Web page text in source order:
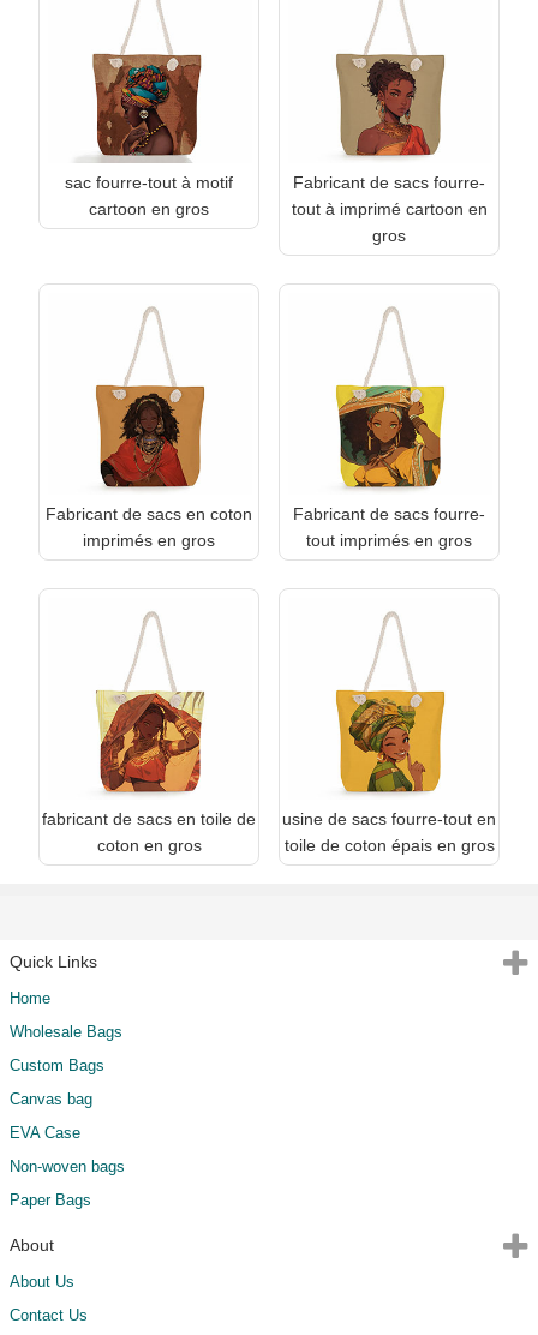
sac fourre-tout à motif
cartoon en gros
Fabricant de sacs fourre-
tout à imprimé cartoon en
gros
Fabricant de sacs en coton
imprimés en gros
Fabricant de sacs fourre-
tout imprimés en gros
fabricant de sacs en toile de
coton en gros
usine de sacs fourre-tout en
toile de coton épais en gros
Quick Links
Home
Wholesale Bags
Custom Bags
Canvas bag
EVA Case
Non-woven bags
Paper Bags
About
About Us
Contact Us